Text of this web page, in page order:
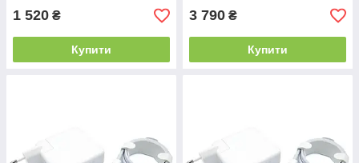
1 520 ₴
Купити
3 790 ₴
Купити